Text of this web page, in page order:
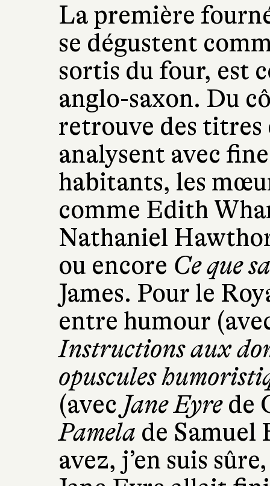
La première
se dégustent
sortis du four, est
anglo-saxon. Du
retrouve des titres
analysent avec
habitants, les
comme Edith
Nathaniel
ou encore Ce que
James. Pour le
entre humour
Instructions aux
opuscules
(avec Jane Eyrede
Pamela de Samuel
avez, j’en suis